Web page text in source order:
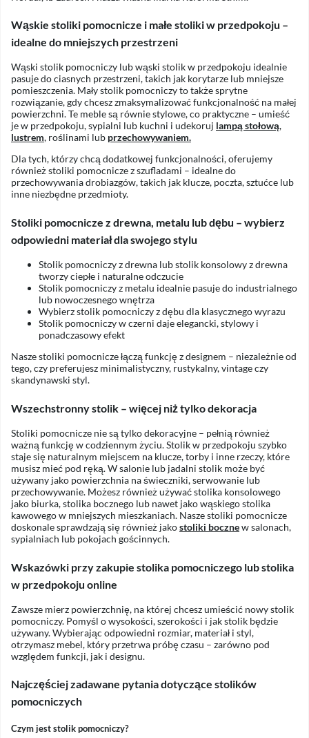
Wąskie stoliki pomocnicze i małe stoliki w przedpokoju –
idealne do mniejszych przestrzeni
Wąski stolik pomocniczy lub wąski stolik w przedpokoju idealnie
pasuje do ciasnych przestrzeni, takich jak korytarze lub mniejsze
pomieszczenia. Mały stolik pomocniczy to także sprytne
rozwiązanie, gdy chcesz zmaksymalizować funkcjonalność na małej
powierzchni. Te meble są równie stylowe, co praktyczne – umieść
je w przedpokoju, sypialni lub kuchni i udekoruj lampą stołową,
lustrem, roślinami lub przechowywaniem.
Dla tych, którzy chcą dodatkowej funkcjonalności, oferujemy
również stoliki pomocnicze z szufladami – idealne do
przechowywania drobiazgów, takich jak klucze, poczta, sztućce lub
inne niezbędne przedmioty.
Stoliki pomocnicze z drewna, metalu lub dębu – wybierz
odpowiedni materiał dla swojego stylu
Stolik pomocniczy z drewna lub stolik konsolowy z drewna
tworzy ciepłe i naturalne odczucie
Stolik pomocniczy z metalu idealnie pasuje do industrialnego
lub nowoczesnego wnętrza
Wybierz stolik pomocniczy z dębu dla klasycznego wyrazu
Stolik pomocniczy w czerni daje elegancki, stylowy i
ponadczasowy efekt
Nasze stoliki pomocnicze łączą funkcję z designem – niezależnie od
tego, czy preferujesz minimalistyczny, rustykalny, vintage czy
skandynawski styl.
Wszechstronny stolik – więcej niż tylko dekoracja
Stoliki pomocnicze nie są tylko dekoracyjne – pełnią również
ważną funkcję w codziennym życiu. Stolik w przedpokoju szybko
staje się naturalnym miejscem na klucze, torby i inne rzeczy, które
musisz mieć pod ręką. W salonie lub jadalni stolik może być
używany jako powierzchnia na świeczniki, serwowanie lub
przechowywanie. Możesz również używać stolika konsolowego
jako biurka, stolika bocznego lub nawet jako wąskiego stolika
kawowego w mniejszych mieszkaniach. Nasze stoliki pomocnicze
doskonale sprawdzają się również jakostoliki bocznew salonach,
sypialniach lub pokojach gościnnych.
Wskazówki przy zakupie stolika pomocniczego lub stolika
w przedpokoju online
Zawsze mierz powierzchnię, na której chcesz umieścić nowy stolik
pomocniczy. Pomyśl o wysokości, szerokości i jak stolik będzie
używany. Wybierając odpowiedni rozmiar, materiał i styl,
otrzymasz mebel, który przetrwa próbę czasu – zarówno pod
względem funkcji, jak i designu.
Najczęściej zadawane pytania dotyczące stolików
pomocniczych
Czym jest stolik pomocniczy?